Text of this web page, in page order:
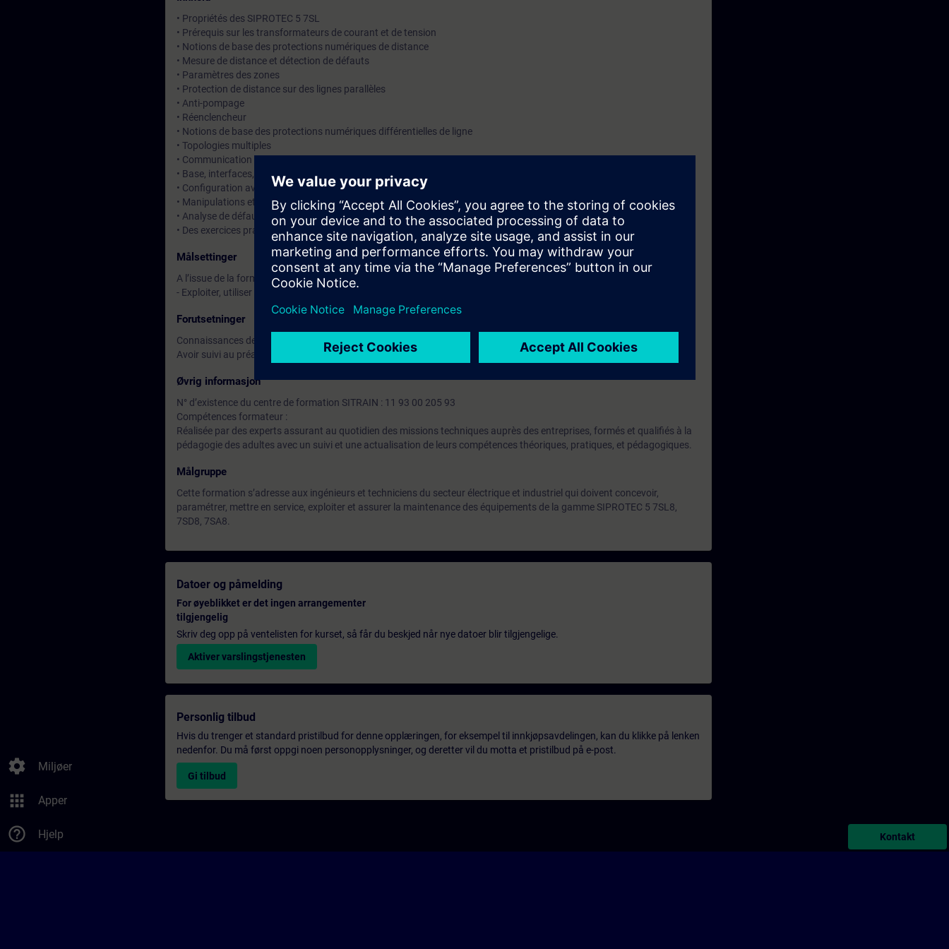
settings Miljøer
apps Apper
help_outline Hjelp
• Propriétés des SIPROTEC 5 7SL
• Prérequis sur les transformateurs de courant et de tension
• Notions de base des protections numériques de distance
• Mesure de distance et détection de défauts
• Paramètres des zones
• Protection de distance sur des lignes parallèles
• Anti-pompage
• Réenclencheur
• Notions de base des protections numériques différentielles de ligne
• Topologies multiples
• Communication entre protections différentielles numériques
• Base, interfaces, technologie de réseau, synchronisation GPS
• Configuration avec DIGSI 5
• Manipulations et essais avec boite d’injection  Mise en service et maintenance
• Analyse de défaut avec SIGRA
• Des exercices pratiques s’effectuent tout au long de la formation
Målsettinger
A l’issue de la formation, le stagiaire sera capable de :
- Exploiter, utiliser les fonctionnalités qu’offrent l’équipement 7SL (protection de distance et /ou différentielle de liaison)
Forutsetninger
Connaissances de base en électrotechnique.
Avoir suivi au préalable le cours « DIGSI 5 – Base » ou posséder des connaissances équivalentes.
Øvrig informasjon
N° d’existence du centre de formation SITRAIN : 11 93 00 205 93
Compétences formateur :
Réalisée par des experts assurant au quotidien des missions techniques auprès des entreprises, formés et qualifiés à la
pédagogie des adultes avec un suivi et une actualisation de leurs compétences théoriques, pratiques, et pédagogiques.
Målgruppe
Cette formation s’adresse aux ingénieurs et techniciens du secteur électrique et industriel qui doivent concevoir,
paramétrer, mettre en service, exploiter et assurer la maintenance des équipements de la gamme SIPROTEC 5 7SL8,
7SD8, 7SA8.
Datoer og påmelding
For øyeblikket er det ingen arrangementer
tilgjengelig
Skriv deg opp på ventelisten for kurset, så får du beskjed når nye datoer blir tilgjengelige.
Aktiver varslingstjenesten
Personlig tilbud
Hvis du trenger et standard pristilbud for denne opplæringen, for eksempel til innkjøpsavdelingen, kan du klikke på lenken
nedenfor. Du må først oppgi noen personopplysninger, og deretter vil du motta et pristilbud på e-post.
Gi tilbud
Kontakt